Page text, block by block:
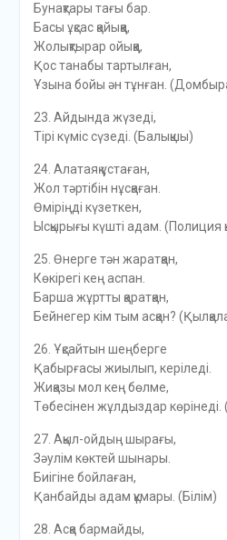
Бунақтары тағы бар.
Басы ұқсас қайыққа,
Жолықтырар ойыққа,
Қос танабы тартылған,
Ұзына бойы ән тұнған.
23. Айдында жүзедi,
Тiрi күмiс сүзедi. (Балықшы)
24. Алатаяқ ұстаған,
Жол тәртiбiн нұсқаған.
Өмiрiңдi күзеткен,
Ысқырығы күштi адам. (Полиция
25. Өнерге тән жаратқан,
Көкiрегi кең аспан.
Барша жұртты қаратқан,
Бейнегер кiм тым асқан?
26. Ұқсайтын шеңберге
Қабырғасы жиылып, керiледi.
Жиқазы мол кең бөлме,
Төбесiнен жұлдыздар көрiнедi.
27. Ақыл-ойдың шырағы,
Зәулiм көктей шынары.
Биiгiне бойлаған,
Қанбайды адам құмары. (Бiлiм)
28. Асқа бармайды,